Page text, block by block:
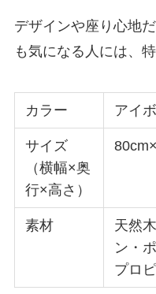
デザインや座り心地
も気になる人には、
カラー アイ
サイズ
（横幅×奥
行×高さ）
素材
天然
ン・
プロ